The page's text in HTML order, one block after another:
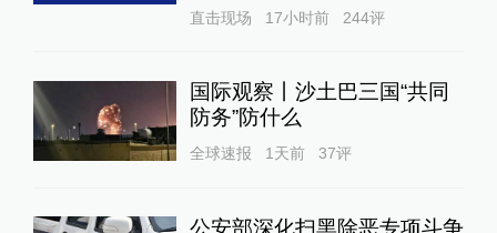
直击现场 17小时前 244评
国际观察丨沙土巴三国“共同
防务”防什么
全球速报 1天前 37评
公安部深化扫黑除恶专项斗争